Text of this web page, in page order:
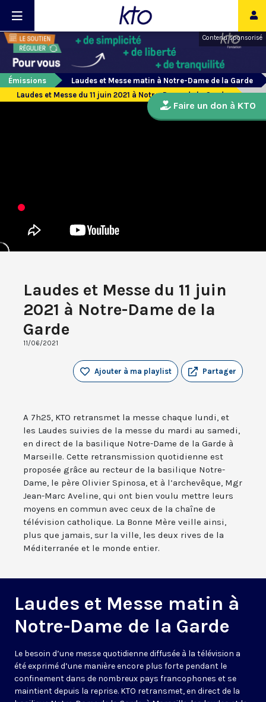
Contenu sponsorisé
Émissions
Laudes et Messe matin à Notre-Dame de la Garde
Laudes et Messe du 11 juin 2021 à Notre-Dame de la Garde
Laudes et Messe du 11 juin
2021 à Notre-Dame de la
Garde
11/06/2021
Partager
Ajouter à ma playlist
A 7h25, KTO retransmet la messe chaque lundi, et
les Laudes suivies de la messe du mardi au samedi,
en direct de la basilique Notre-Dame de la Garde à
Marseille. Cette retransmission quotidienne est
proposée grâce au recteur de la basilique Notre-
Dame, le père Olivier Spinosa, et à l’archevêque, Mgr
Jean-Marc Aveline, qui ont bien voulu mettre leurs
moyens en commun avec ceux de la chaîne de
télévision catholique. La Bonne Mère veille ainsi,
plus que jamais, sur la ville, les deux rives de la
Méditerranée et le monde entier.
Laudes et Messe matin à
Notre-Dame de la Garde
Le besoin d’une messe quotidienne diffusée à la télévision a
été exprimé d’une manière encore plus forte pendant le
confinement dans de nombreux pays francophones et se
maintient depuis la reprise. KTO retransmet, en direct de la
Faire un don à KTO